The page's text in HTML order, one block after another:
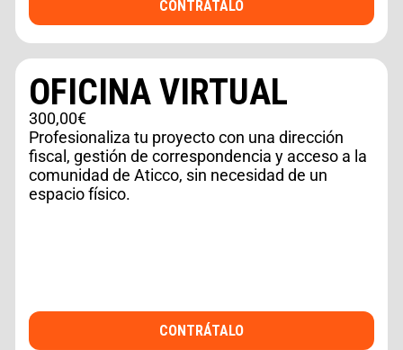
CONTRÁTALO
OFICINA VIRTUAL
300,00€
Profesionaliza tu proyecto con una dirección
fiscal, gestión de correspondencia y acceso a la
comunidad de Aticco, sin necesidad de un
espacio físico.
CONTRÁTALO